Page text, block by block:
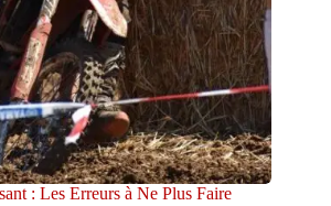
: Les Erreurs à Ne Plus Faire